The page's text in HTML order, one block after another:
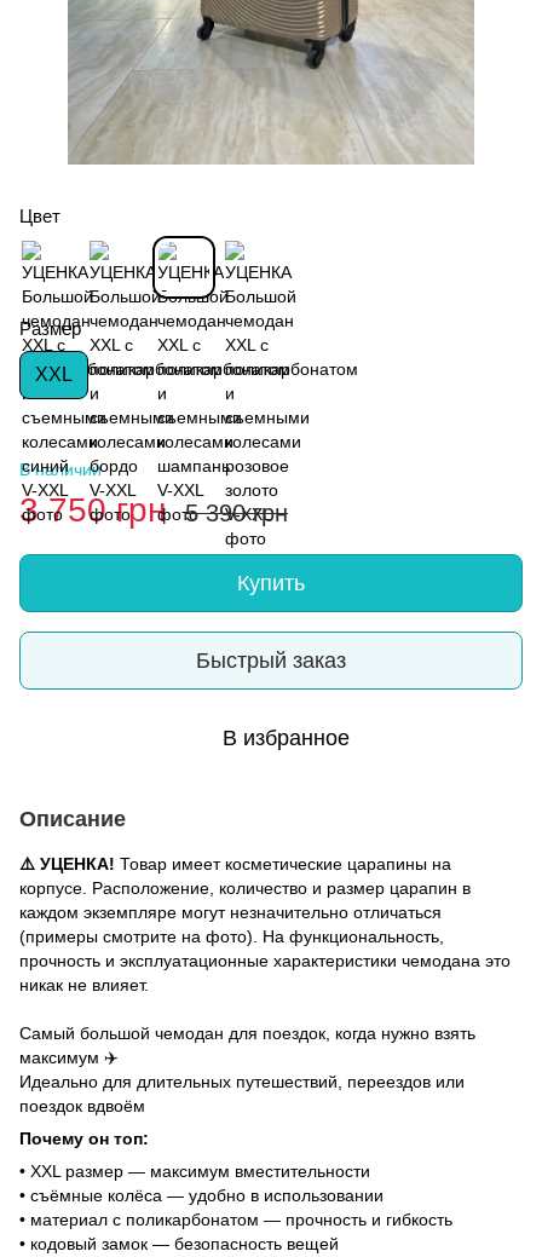
Цвет
Размер
XXL
В наличии
3 750 грн 5 390 грн
Купить
Быстрый заказ
В избранное
Описание
⚠️ УЦЕНКА! Товар имеет косметические царапины на
корпусе. Расположение, количество и размер царапин в
каждом экземпляре могут незначительно отличаться
(примеры смотрите на фото). На функциональность,
прочность и эксплуатационные характеристики чемодана это
никак не влияет.
Самый большой чемодан для поездок, когда нужно взять
максимум ✈️
Идеально для длительных путешествий, переездов или
поездок вдвоём
Почему он топ:
• XXL размер — максимум вместительности
• съёмные колёса — удобно в использовании
• материал с поликарбонатом — прочность и гибкость
• кодовый замок — безопасность вещей